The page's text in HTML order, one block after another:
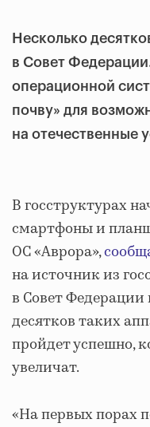
Несколько
в Совет
операционной
почву» для
на отечественные
В госструктурах
смартфоны и
ОС «Аврора»,
на источник из
в Совет Федерации
десятков таких
пройдет успешно,
увеличат.
«На первых порах